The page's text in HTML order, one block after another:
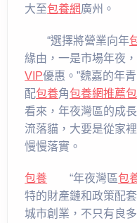
大至包養網廣州。
“選擇將營業向年
緣由，一是市場年夜
VIP優惠。”魏嘉的年
配包養角包養網推薦
看來，年夜灣區的成
流落貓，大要是從家
慢慢落實。
包養 “年夜灣區包
特的財產鏈和政策配
城市創業，不只有良